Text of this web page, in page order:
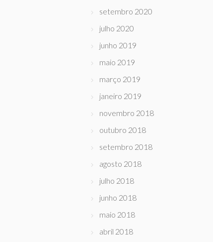
setembro 2020
julho 2020
junho 2019
maio 2019
março 2019
janeiro 2019
novembro 2018
outubro 2018
setembro 2018
agosto 2018
julho 2018
junho 2018
maio 2018
abril 2018